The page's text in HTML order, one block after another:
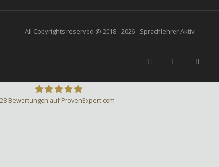
All Copyrights reserved @ 2018 - 2026 - Sprachlehrer Aktiv
28 Bewertungen auf ProvenExpert.com